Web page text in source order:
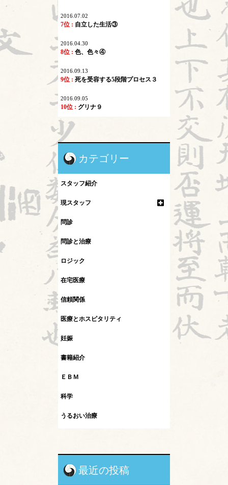
2016.07.02
7位 : 自立した生活③
2016.04.30
8位 : 色、色々④
2016.09.13
9位 : 死を受容する5段階プロセス３
2016.09.05
10位 : グリナ９
カテゴリー
スタッフ紹介
現スタッフ
問診
問診と治療
ロジック
在宅医療
信頼関係
医療とホスピタリティ
妊娠
書籍紹介
ＥＢＭ
科学
うるおい治療
カレント
シュタイナー教育
最近の投稿